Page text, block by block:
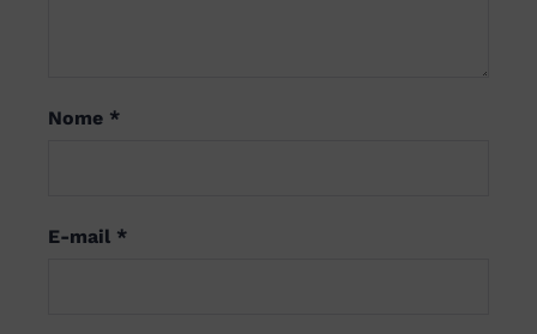
Nome *
E-mail *